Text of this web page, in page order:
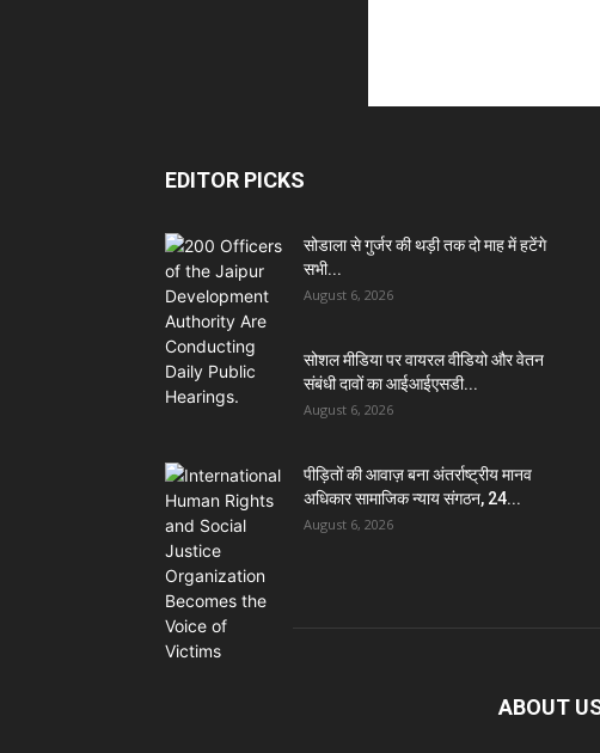
EDITOR PICKS
सोडाला से गुर्जर की थड़ी तक दो माह में हटेंगे
सभी...
August 6, 2026
सोशल मीडिया पर वायरल वीडियो और वेतन
संबंधी दावों का आईआईएसडी...
August 6, 2026
पीड़ितों की आवाज़ बना अंतर्राष्ट्रीय मानव
अधिकार सामाजिक न्याय संगठन, 24...
August 6, 2026
ABOUT